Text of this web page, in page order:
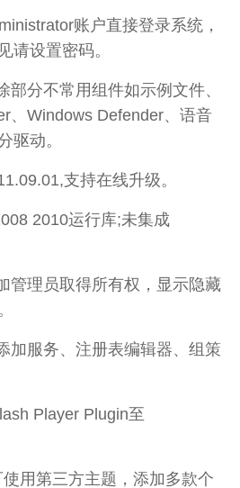
账户直接登录系统，
请设置密码。
分不常用组件如示例文件、
、Windows Defender、语音
驱动。
支持在线升级。
2010运行库;未集成
管理员取得所有权，显示隐藏
加服务、注册表编辑器、组策
Player Plugin至
用第三方主题，添加多款个